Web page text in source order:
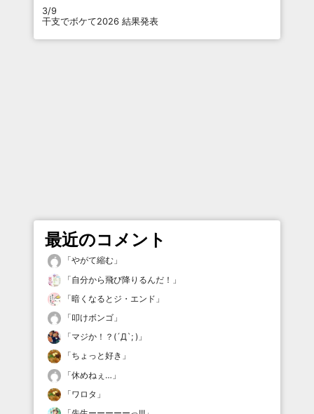
3/9
干支でボケて2026 結果発表
最近のコメント
「やがて縮む 」
「自分から飛び降りるんだ！ 」
「暗くなるとジ・エンド 」
「叩けボンゴ 」
「マジか！？(´Д`; ) 」
「ちょっと好き 」
「休めねぇ… 」
「ワロタ 」